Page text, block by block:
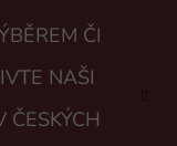
ČI
NAŠI
ČESKÝCH